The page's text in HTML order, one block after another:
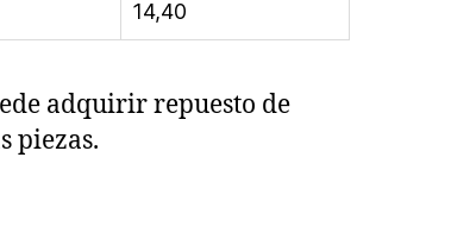
14,40
adquirir repuesto de
piezas.